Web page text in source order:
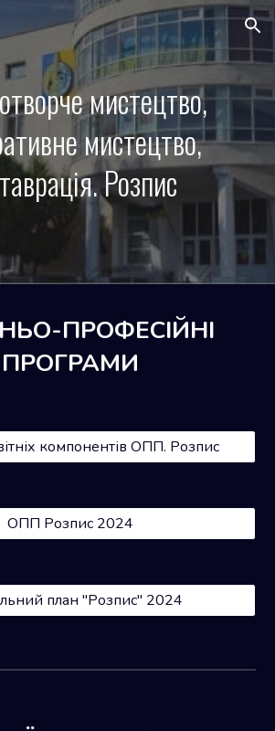
Skip to navigation
мистецтво,
мистецтво,
Розпис
ПРОФЕСІЙНІ
ПРОГРАМИ
компонентів ОПП. Розпис
ОПП Розпис 2024
план "Розпис" 2024